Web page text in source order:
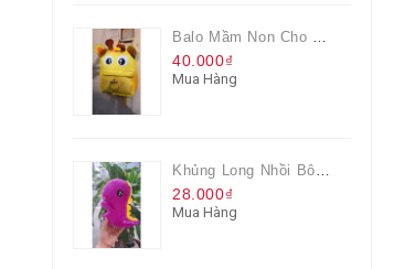
Balo Mầm Non Cho Bé Grow Màu Vàng
40.000₫
Mua Hàng
Khủng Long Nhồi Bông Cho Bé Chơi Màu Tím
28.000₫
Mua Hàng